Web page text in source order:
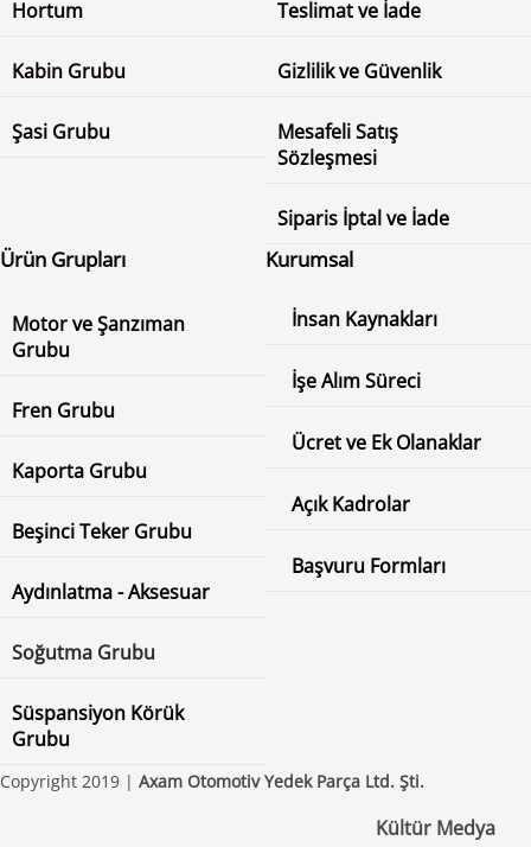
Hortum
Kabin Grubu
Şasi Grubu
Teslimat ve İade
Gizlilik ve Güvenlik
Mesafeli Satış
Sözleşmesi
Siparis İptal ve İade
Ürün Grupları
Motor ve Şanzıman
Grubu
Fren Grubu
Kaporta Grubu
Beşinci Teker Grubu
Aydınlatma - Aksesuar
Soğutma Grubu
Süspansiyon Körük
Grubu
Kurumsal
İnsan Kaynakları
İşe Alım Süreci
Ücret ve Ek Olanaklar
Açık Kadrolar
Başvuru Formları
Copyright 2019 | Axam Otomotiv Yedek Parça Ltd. Şti.
Kültür Medya